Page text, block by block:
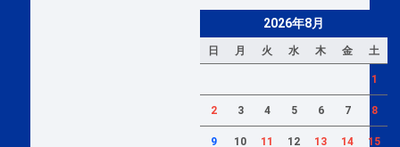
2026年8月
日 月 火 水 木 金 土
1
2 3 4 5 6 7 8
9 10 11 12 13 14 15